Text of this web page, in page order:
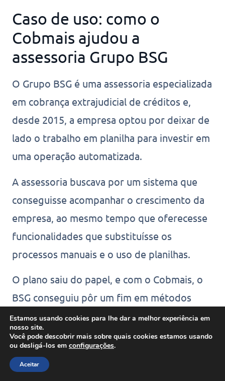
Caso de uso: como o
Cobmais ajudou a
assessoria Grupo BSG
O Grupo BSG é uma assessoria especializada
em cobrança extrajudicial de créditos e,
desde 2015, a empresa optou por deixar de
lado o trabalho em planilha para investir em
uma operação automatizada.
A assessoria buscava por um sistema que
conseguisse acompanhar o crescimento da
empresa, ao mesmo tempo que oferecesse
funcionalidades que substituísse os
processos manuais e o uso de planilhas.
O plano saiu do papel, e com o Cobmais, o
BSG conseguiu pôr um fim em métodos
tradicionais de trabalho, economizou com
servidores locais, otimizou o tempo da
equipe e conseguiu investir em pagamentos
automatizados com o apoio do
Estamos usando cookies para lhe dar a melhor experiência em
nosso site.
Você pode descobrir mais sobre quais cookies estamos usando
ou desligá-los em configurações.
Aceitar